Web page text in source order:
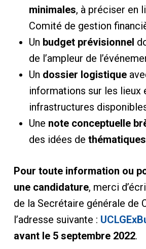
minimales, à préciser en
Comité de gestion
Un budget prévisionnel
de l’ampleur de
Un dossier logistique
informations sur les lieux
infrastructures
Une note conceptuelle
des idées de
Pour toute information ou
une candidature, merci
de la Secrétaire générale de
l’adresse suivante :
avant le 5 septembre 2022.